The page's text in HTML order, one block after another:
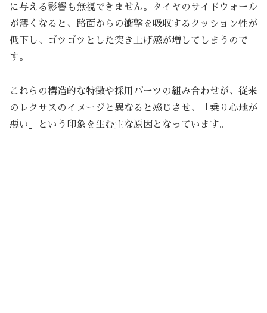
に与える影響も無視できません。タイヤのサイドウォール
が薄くなると、路面からの衝撃を吸収するクッション性が
低下し、ゴツゴツとした突き上げ感が増してしまうので
す。
これらの構造的な特徴や採用パーツの組み合わせが、従来
のレクサスのイメージと異なると感じさせ、「乗り心地が
悪い」という印象を生む主な原因となっています。